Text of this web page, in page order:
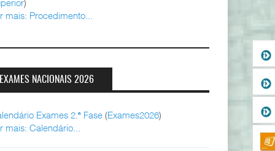
mais: Procedimento...
EXAMES NACIONAIS 2026
Exames 2.ª Fase (Exames2026)
mais: Calendário...